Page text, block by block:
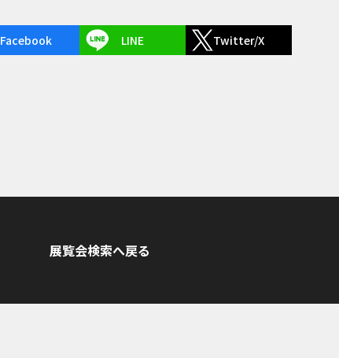
Facebook LINE Twitter/X
展覧会検索へ戻る